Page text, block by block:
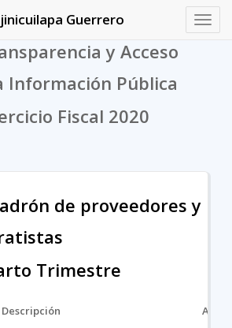
Guerrero
y Acceso
Información Pública
Fiscal 2020
de proveedores y
Trimestre
Descripción